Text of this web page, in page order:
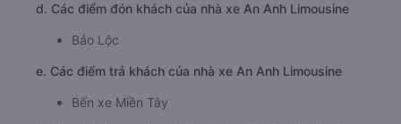
d. Các điểm đón khách của nhà xe An Anh Limousine
Bảo Lộc
e. Các điểm trả khách của nhà xe An Anh Limousine
Bến xe Miền Tây